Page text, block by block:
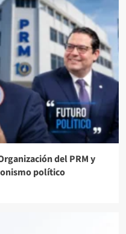
del PRM y
político